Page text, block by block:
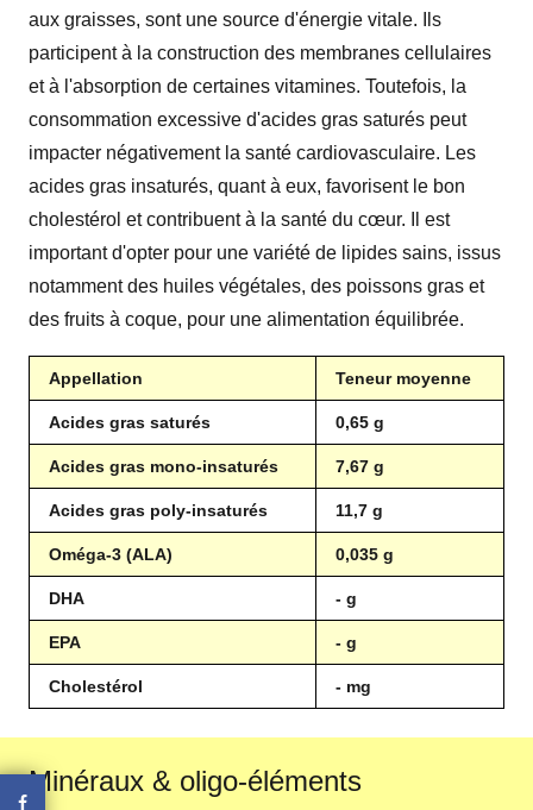
aux graisses, sont une source d'énergie vitale. Ils
participent à la construction des membranes cellulaires
et à l'absorption de certaines vitamines. Toutefois, la
consommation excessive d'acides gras saturés peut
impacter négativement la santé cardiovasculaire. Les
acides gras insaturés, quant à eux, favorisent le bon
cholestérol et contribuent à la santé du cœur. Il est
important d'opter pour une variété de lipides sains, issus
notamment des huiles végétales, des poissons gras et
des fruits à coque, pour une alimentation équilibrée.
Appellation Teneur moyenne
Acides gras saturés 0,65 g
Acides gras mono-insaturés 7,67 g
Acides gras poly-insaturés 11,7 g
Oméga-3 (ALA) 0,035 g
DHA - g
EPA - g
Cholestérol - mg
Minéraux & oligo-éléments